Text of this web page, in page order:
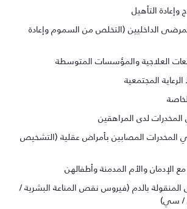
المرضى الداخليين (التخلص من السموم وإعادة
المخدرات المصابين بأمراض عقلية (التشخيص
المنقولة بالدم (فيروس نقص المناعة البشرية /
سي)